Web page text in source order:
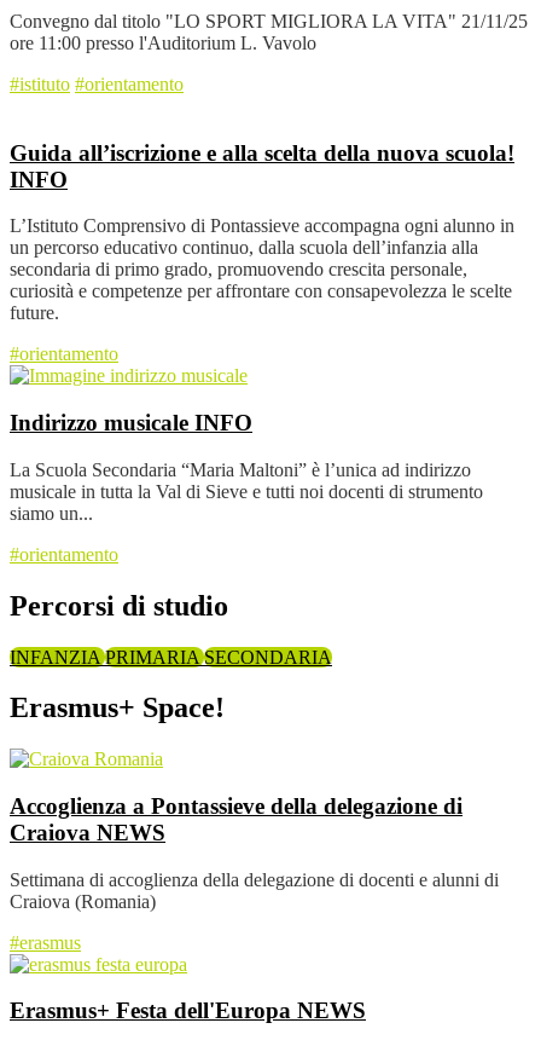
Convegno dal titolo "LO SPORT MIGLIORA LA VITA" 21/11/25
ore 11:00 presso l'Auditorium L. Vavolo
#istituto #orientamento
Guida all’iscrizione e alla scelta della nuova scuola!
INFO
L’Istituto Comprensivo di Pontassieve accompagna ogni alunno in
un percorso educativo continuo, dalla scuola dell’infanzia alla
secondaria di primo grado, promuovendo crescita personale,
curiosità e competenze per affrontare con consapevolezza le scelte
future.
#orientamento
Indirizzo musicale INFO
La Scuola Secondaria “Maria Maltoni” è l’unica ad indirizzo
musicale in tutta la Val di Sieve e tutti noi docenti di strumento
siamo un...
#orientamento
Percorsi di studio
INFANZIAPRIMARIASECONDARIA
Erasmus+ Space!
Accoglienza a Pontassieve della delegazione di
Craiova NEWS
Settimana di accoglienza della delegazione di docenti e alunni di
Craiova (Romania)
#erasmus
Erasmus+ Festa dell'Europa NEWS